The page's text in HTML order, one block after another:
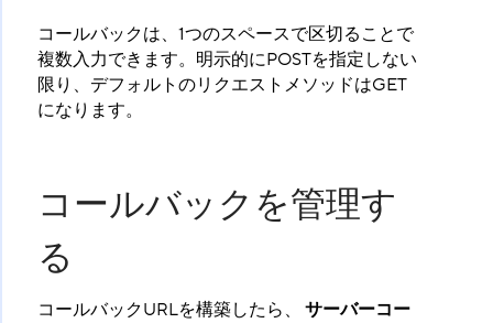
コールバックは、1つのスペースで区切ることで
複数入力できます。明示的にPOSTを指定しない
限り、デフォルトのリクエストメソッドはGET
になります。
コールバックを管理す
る
コールバックURLを構築したら、 サーバーコー